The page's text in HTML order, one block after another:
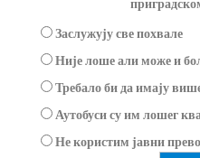
Заслужују све похвале
Није лоше али може и
Требало би да имају
Аутобуси су им лошег
Не користим јавни